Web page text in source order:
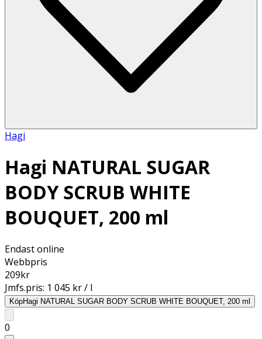
Hagi
Hagi NATURAL SUGAR
BODY SCRUB WHITE
BOUQUET, 200 ml
Endast online
Webbpris
209kr
Jmfs.pris: 1 045 kr / l
KöpHagi NATURAL SUGAR BODY SCRUB WHITE BOUQUET, 200 ml
0